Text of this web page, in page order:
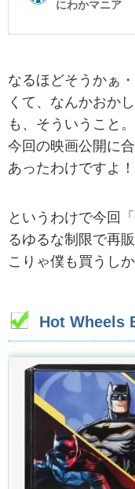
なるほどそうかぁ
くて、なんかおか
も、そういうこと。
今回の映画公開に
あったわけですよ！
というわけで今回
るゆるな制限で再
こりゃ僕も買うし
Hot Wheels